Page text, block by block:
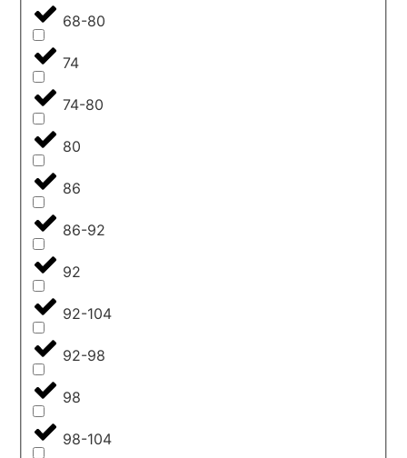
68-80
74
74-80
80
86
86-92
92
92-104
92-98
98
98-104